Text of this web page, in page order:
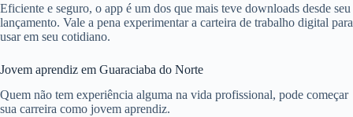
Eficiente e seguro, o app é um dos que mais teve downloads desde seu
lançamento. Vale a pena experimentar a carteira de trabalho digital para
usar em seu cotidiano.
Jovem aprendiz em Guaraciaba do Norte
Quem não tem experiência alguma na vida profissional, pode começar
sua carreira como jovem aprendiz.